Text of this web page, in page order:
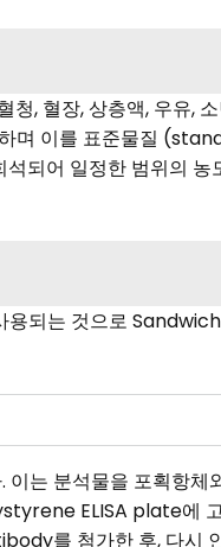
, 혈장, 상층액, 우유,
며 이를 표준물질
일정한 범위의 농
되는 것으로
는 분석물을 포획항
ELISA plate에
를 첨가한 후, 다시